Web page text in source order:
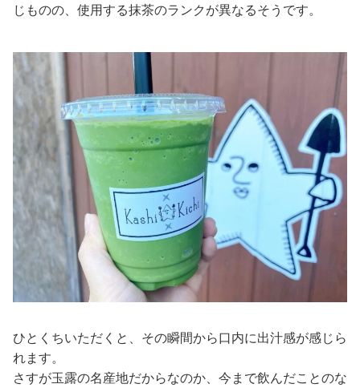
じものの、使用する抹茶のランクが異なるそうです。
ひとくちいただくと、その瞬間から口内に出汁感が感じら
れます。
さすが玉露の名産地だからなのか、今まで飲んだことのな